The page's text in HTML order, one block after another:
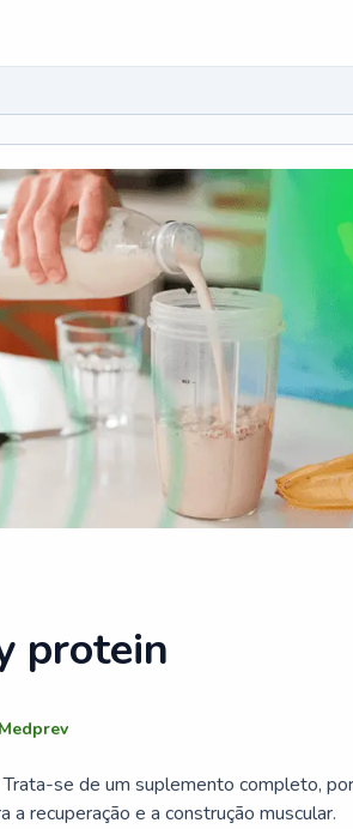
protein
se de um suplemento completo,
recuperação e a construção muscular.